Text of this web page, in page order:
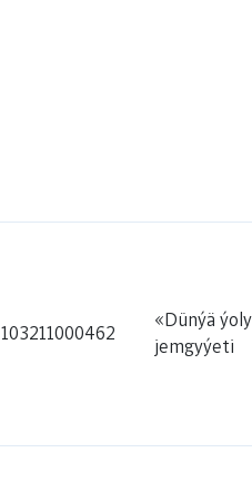
103211000462
«Dünýä
jemgyýeti